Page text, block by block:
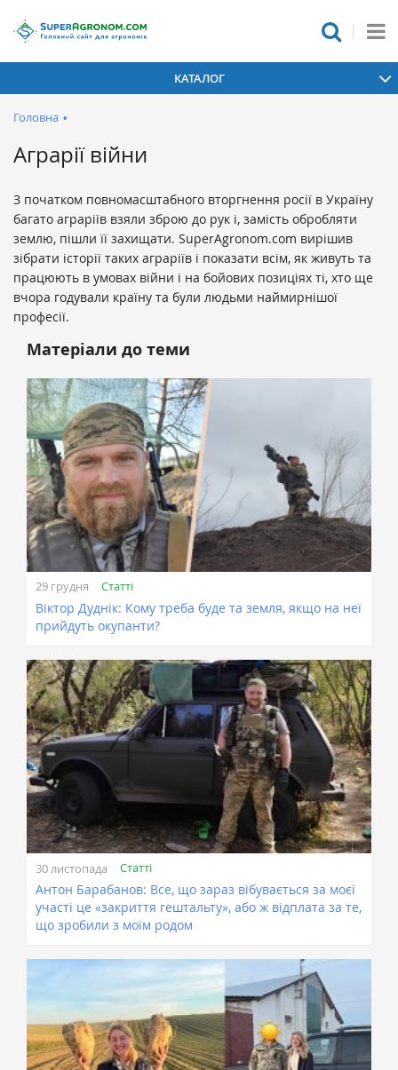
КАТАЛОГ
Головна •
Аграрії війни
З початком повномасштабного вторгнення росії в Україну
багато аграріїв взяли зброю до рук і, замість обробляти
землю, пішли її захищати. SuperAgronom.com вирішив
зібрати історії таких аграріїв і показати всім, як живуть та
працюють в умовах війни і на бойових позиціях ті, хто ще
вчора годували країну та були людьми наймирнішої
професії.
Матеріали до теми
29 грудня Статті
Віктор Дуднік: Кому треба буде та земля, якщо на неї
прийдуть окупанти?
30 листопада Статті
Антон Барабанов: Все, що зараз вібувається за моєї
участі це «закриття гештальту», або ж відплата за те,
що зробили з моїм родом